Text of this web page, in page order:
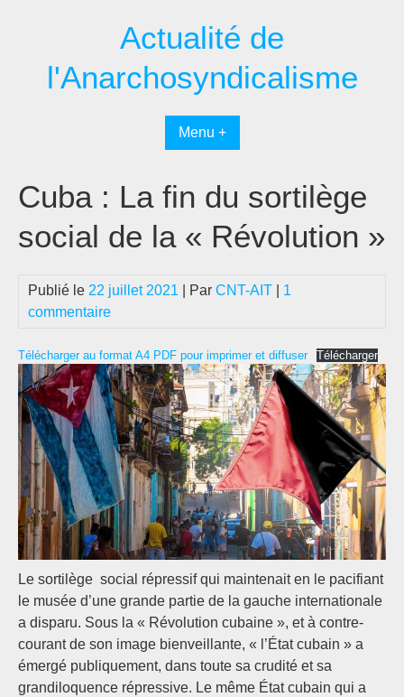
Actualité de
l'Anarchosyndicalisme
Menu +
Cuba : La fin du sortilège
social de la « Révolution »
Publié le 22 juillet 2021 | Par CNT-AIT
1
commentaire
Télécharger au format A4 PDF pour imprimer et diffuser Télécharger
Le sortilège social répressif qui maintenait en le pacifiant
le musée d’une grande partie de la gauche internationale
a disparu. Sous la « Révolution cubaine », et à contre-
courant de son image bienveillante, « l’État cubain » a
émergé publiquement, dans toute sa crudité et sa
grandiloquence répressive. Le même État cubain qui a